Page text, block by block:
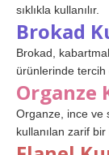
sıklıkla kullanılır.
Brokad
Brokad,
ürünlerinde tercih
Organze
Organze, ince ve
kullanılan zarif bir